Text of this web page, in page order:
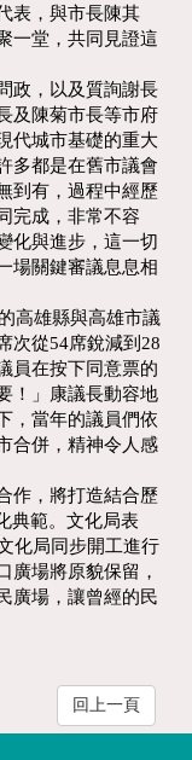
表，與市長陳其
一堂，共同見證這
政，以及質詢謝長
及陳菊市長等市府
代城市基礎的重大
多都是在舊市議會
到有，過程中經歷
完成，非常不容
化與進步，這一切
場關鍵審議息息相
高雄縣與高雄市議
次從54席銳減到28
員在按下同意票的
！」康議長動容地
，當年的議員們依
合併，精神令人感
作，將打造結合歷
典範。文化局表
化局同步開工進行
廣場將原貌保留，
廣場，讓曾經的民
回上一頁